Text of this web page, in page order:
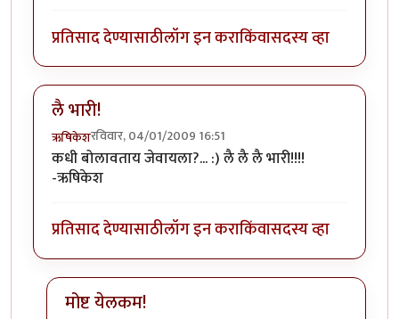
प्रतिसाद देण्यासाठीलॉग इन कराकिंवासदस्य व्हा
लै भारी!
ऋषिकेशरविवार, 04/01/2009 16:51
कधी बोलावताय जेवायला?... :) लै लै लै भारी!!!!
-ऋषिकेश
प्रतिसाद देण्यासाठीलॉग इन कराकिंवासदस्य व्हा
मोष्ट येलकम!